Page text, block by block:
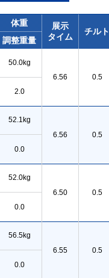
体重
展示
タイム
チルト
調整重量
50.0kg
6.56
0.5
2.0
52.1kg
6.56
0.5
0.0
52.0kg
6.50
0.5
0.0
56.5kg
6.55
0.5
0.0